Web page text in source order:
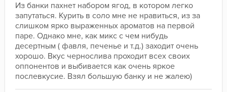
Из банки пахнет набором ягод, в котором легко
запутаться. Курить в соло мне не нравиться, из за
слишком ярко выраженных ароматов на первой
паре. Однако мне, как микс с чем нибудь
десертным ( фавля, печенье и т.д.) заходит очень
хорошо. Вкус чернослива проходит всех своих
оппонентов и выбивается как очень яркое
послевкусие. Взял большую банку и не жалею)